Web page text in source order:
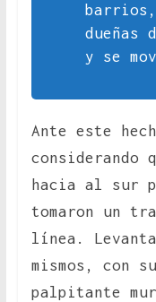
dueñas
y se
Ante este
hacia al sur
tomaron un
línea.
mismos, con
palpitante